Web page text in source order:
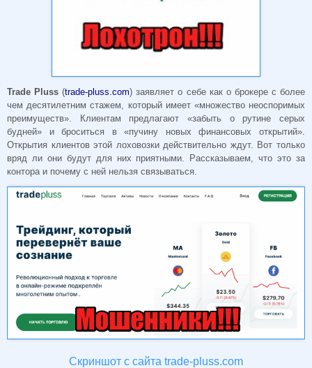
Trade Pluss (trade-pluss.com) заявляет о себе как о брокере с более
чем десятилетним стажем, который имеет «множество неоспоримых
преимуществ». Клиентам предлагают «забыть о рутине серых
будней» и броситься в «пучину новых финансовых открытий».
Открытия клиентов этой лоховозки действительно ждут. Вот только
вряд ли они будут для них приятными. Рассказываем, что это за
контора и почему с ней нельзя связываться.
Скриншот с сайта trade-pluss.com